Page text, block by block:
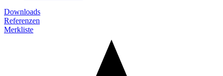
Downloads
Referenzen
Merkliste